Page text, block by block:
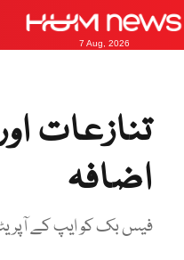
7 Aug, 2026
تنازعات
اضافہ
فیس بک کو ایپ کے